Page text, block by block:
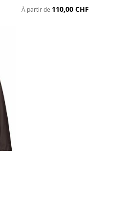
COMPARATEUR
À partir de 110,00 CHF